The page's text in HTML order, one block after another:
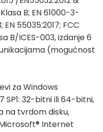
B; EN 61000-3-
EN 55035:2017; FCC
B/ICES-003, izdanje 6
(mogućnost
za Windows
SP1: 32-bitni ili 64-bitni,
na tvrdom disku,
Internet